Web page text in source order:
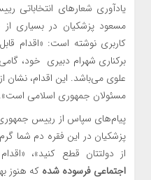
یادآوری شعارهای انتخاباتی
مسعود پزشکیان در بسیاری
کاربری نوشته است: «اقدام
برکناری شهرام دبیری خود،
علوی می‌باشد. این اقدام،
مسئولان جمهوری اسلامی است».
پیام‌های سپاس از رییس
پزشکیان در این فقره دم شما
از دولتتان قطع کنید»،
اجتماعی فرسوده شده که هنوز